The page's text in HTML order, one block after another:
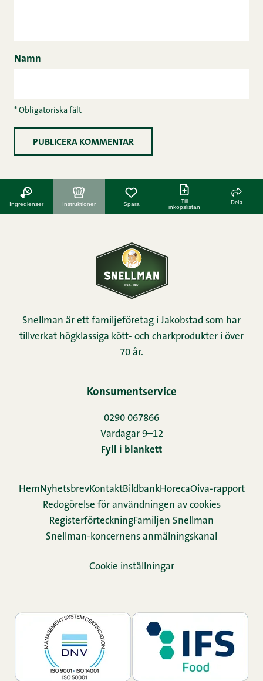
Namn
* Obligatoriska fält
Ingredienser Instruktioner Spara
Till
inköpslistan
Dela
Snellman är ett familjeföretag i Jakobstad som har
tillverkat högklassiga kött- och charkprodukter i över
70 år.
Konsumentservice
0290 067866
Vardagar 9–12
Fyll i blankett
HemNyhetsbrevKontaktBildbankHorecaOiva-rapport
Redogörelse för användningen av cookies
Re­gis­ter­för­teck­ningFamiljen Snellman
Snellman-koncernens anmälningskanal
Cookie inställningar